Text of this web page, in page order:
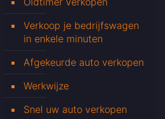
Verkoop je bedrijfswagen
in enkele minuten
Afgekeurde auto verkopen
Werkwijze
Snel uw auto verkopen